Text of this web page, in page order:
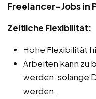
Freelancer-Jobs in
Zeitliche Flexibilität:
Hohe Flexibilität
Arbeiten kann zu
werden, solange
werden.